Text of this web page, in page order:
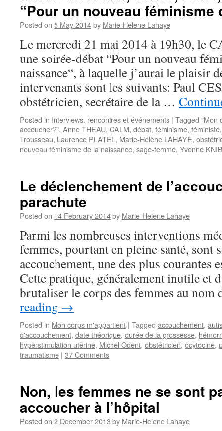
“Pour un nouveau féminisme
Posted on 5 May 2014by Marie-Helene Lahaye
Le mercredi 21 mai 2014 à 19h30, le
une soirée-débat “Pour un nouveau
naissance“, à laquelle j’aurai le plaisir
intervenants sont les suivants: Paul
obstétricien, secrétaire de la …
Posted in Interviews, rencontres et événements | Tagged "Mon
accoucher?", Anne THEAU, CALM, débat, féminisme, féministe
Trousseau, Laurence PLATEL , Marie-Hélène LAHAYE,
nouveau féminisme de la naissance, sage-femme, Yvonne
Le déclenchement de
parachute
Posted on 14 February 2014by Marie-Helene Lahaye
Parmi les nombreuses interventions
femmes, pourtant en pleine santé, sont
accouchement, une des plus courantes
Cette pratique, généralement inutile et
brutaliser le corps des femmes au
reading →
Posted in Mon corps m'appartient | Tagged accouchement,
d'accouchement, date théorique, durée de la grossesse,
hyperstimulation utérine, Michel Odent, obstétricien, ocytocine,
traumatisme | 37 Comments
Non, les femmes ne se sont
accoucher à l’hôpital
Posted on 2 December 2013 by Marie-Helene Lahaye